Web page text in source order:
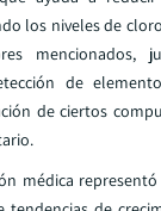
los niveles de
de
de ciertos
médica representó